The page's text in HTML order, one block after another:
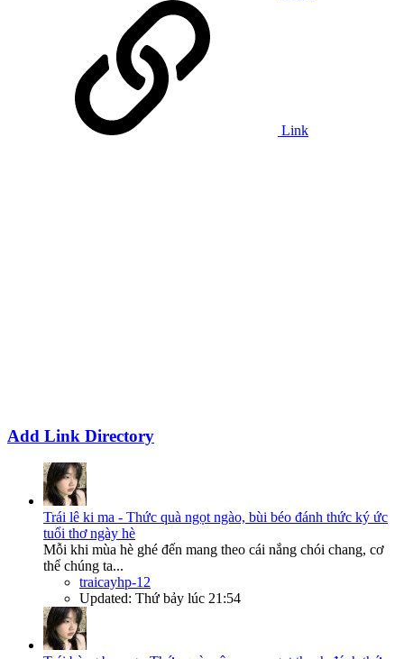
Link
Add Link Directory
Trái lê ki ma - Thức quà ngọt ngào, bùi béo đánh thức ký ức
tuổi thơ ngày hè
Mỗi khi mùa hè ghé đến mang theo cái nắng chói chang, cơ
thể chúng ta...
traicayhp-12
Updated: Thứ bảy lúc 21:54